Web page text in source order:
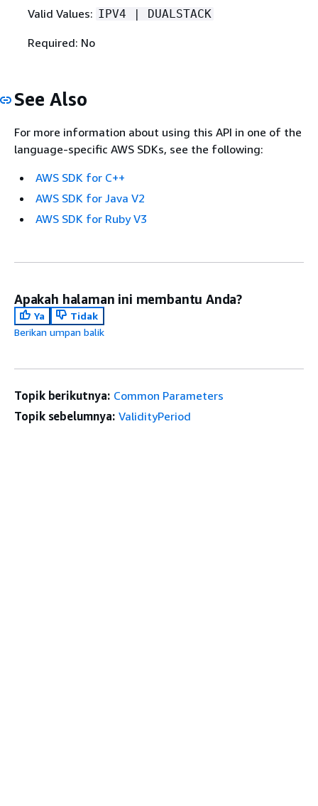
Valid Values: IPV4 | DUALSTACK
Required: No
See Also
For more information about using this API in one of the
language-specific AWS SDKs, see the following:
AWS SDK for C++
AWS SDK for Java V2
AWS SDK for Ruby V3
Apakah halaman ini membantu Anda?
Ya
Tidak
Berikan umpan balik
Topik berikutnya: Common Parameters
Topik sebelumnya: ValidityPeriod